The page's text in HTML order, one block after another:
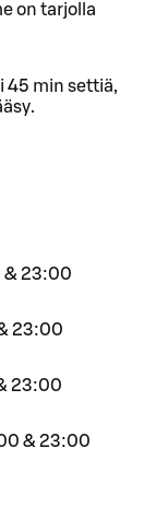
on tarjolla
45 min settiä,
& 23:00
23:00
23:00
& 23:00